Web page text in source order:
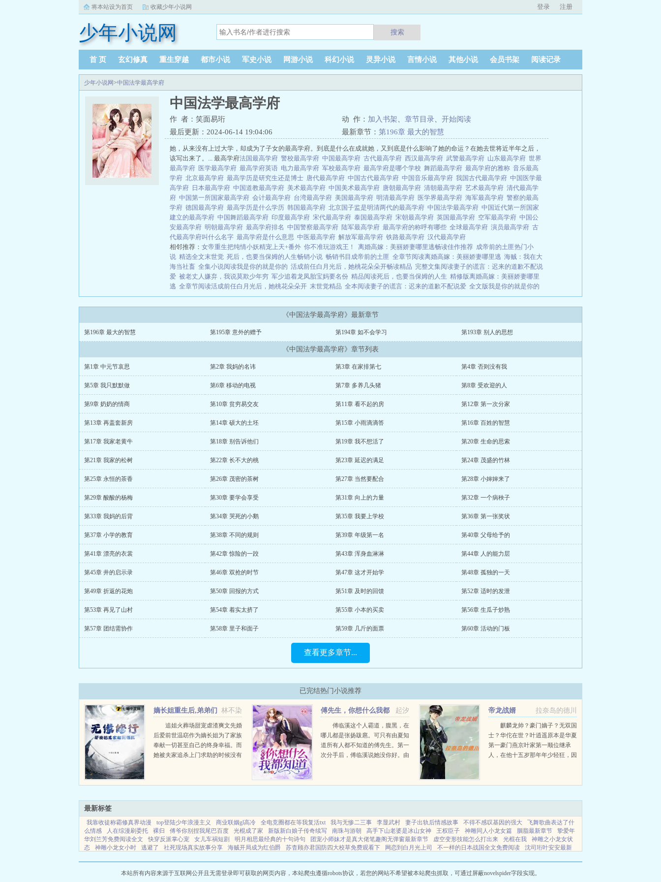
将本站设为首页 收藏少年小说网 登录 注册
少年小说网 搜索
首 页 玄幻修真 重生穿越 都市小说 军史小说 网游小说 科幻小说 灵异小说 言情小说 其他小说 会员书架 阅读记录
少年小说网>中国法学最高学府
中国法学最高学府
作 者：笑面易珩 动 作： 加入书架 章节目录
开始阅读
最后更新：2024-06-14 19:04:06
最新章节： 第196章 最大的智慧
她，从来没有上过大学，却成为了子女的最高学府。到底是什么在成就她，又到底是什么影响了她的命运？在她去世将近半年之后，
该写出来了。... 最高学府法国最高学府 警校最高学府 中国最高学府 古代最高学府 西汉最高学府 武警最高学府 山东最高学府 世界
最高学府 医学最高学府 最高学府英语 电力最高学府 军校最高学府 最高学府是哪个学校 舞蹈最高学府 最高学府的雅称 音乐最高
学府 北京最高学府 最高学历是研究生还是博士 唐代最高学府 中国古代最高学府 中国音乐最高学府 我国古代最高学府 中国医学最
高学府 日本最高学府 中国道教最高学府 美术最高学府 中国美术最高学府 唐朝最高学府 清朝最高学府 艺术最高学府 清代最高学
府 中国第一所国家最高学府 会计最高学府 台湾最高学府 美国最高学府 明清最高学府 医学界最高学府 海军最高学府 警察的最高
学府 德国最高学府 最高学历是什么学历 韩国最高学府 北京国子监是明清两代的最高学府 中国法学最高学府 中国近代第一所国家
建立的最高学府 中国舞蹈最高学府 印度最高学府 宋代最高学府 泰国最高学府 宋朝最高学府 英国最高学府 空军最高学府 中国公
安最高学府 明朝最高学府 最高学府排名 中国警察最高学府 陆军最高学府 最高学府的称呼有哪些 全球最高学府 演员最高学府 古
代最高学府叫什么名字 最高学府是什么意思 中医最高学府 解放军最高学府 铁路最高学府 汉代最高学府
相邻推荐： 女帝重生把纯情小妖精宠上天+番外 你不准玩游戏王！ 离婚高嫁：美丽娇妻哪里逃畅读佳作推荐 成帝前的土匪热门小
说 精选全文末世觉 死后，也要当保姆的人生畅销小说 畅销书目成帝前的土匪 全章节阅读离婚高嫁：美丽娇妻哪里逃 海贼：我在大
海当社畜 全集小说阅读我是你的就是你的 活成前任白月光后，她桃花朵朵开畅读精品 完整文集阅读妻子的谎言：迟来的道歉不配说
爱 被老丈人嫌弃，我说莫欺少年穷 军少追着龙凤胎宝妈要名份 精品阅读死后，也要当保姆的人生 精修版离婚高嫁：美丽娇妻哪里
逃 全章节阅读活成前任白月光后，她桃花朵朵开 末世觉精品 全本阅读妻子的谎言：迟来的道歉不配说爱 全文版我是你的就是你的
《中国法学最高学府》最新章节
第196章 最大的智慧 第195章 意外的赠予 第194章 如不会学习 第193章 别人的思想
《中国法学最高学府》章节列表
第1章 中元节哀思 第2章 我妈的名讳 第3章 在家排第七 第4章 否则没有我
第5章 我只默默做 第6章 移动的电视 第7章 多养几头猪 第8章 受欢迎的人
第9章 奶奶的情商 第10章 贫穷易交友 第11章 看不起的房 第12章 第一次分家
第13章 再盖套新房 第14章 硕大的土坯 第15章 小雨滴滴答 第16章 百姓的智慧
第17章 我家老黄牛 第18章 别告诉他们 第19章 我不想活了 第20章 生命的思索
第21章 我家的松树 第22章 长不大的桃 第23章 延迟的满足 第24章 茂盛的竹林
第25章 永恒的茶香 第26章 茂密的茶树 第27章 当然要配合 第28章 小婶婶来了
第29章 酸酸的杨梅 第30章 要学会享受 第31章 向上的力量 第32章 一个病秧子
第33章 我妈的后背 第34章 哭死的小鹅 第35章 我要上学校 第36章 第一张奖状
第37章 小学的教育 第38章 不同的规则 第39章 年级第一名 第40章 父母给予的
第41章 漂亮的衣裳 第42章 惊险的一跤 第43章 浑身血淋淋 第44章 人的能力层
第45章 井的启示录 第46章 双抢的时节 第47章 这才开始学 第48章 孤独的一天
第49章 折返的花炮 第50章 回报的方式 第51章 及时的回馈 第52章 适时的发泄
第53章 再见了山村 第54章 着实太挤了 第55章 小本的买卖 第56章 生瓜子炒熟
第57章 团结需协作 第58章 里子和面子 第59章 几斤的面票 第60章 活动的门板
查看更多章节...
已完结热门小说推荐
林不染
嫡长姐重生后,弟弟们
真香了追姐火葬场甜宠虐渣爽文先婚
后爱前世温窈作为嫡长姐为了家族
奉献一切甚至自己的终身幸福。而
她被夫家追杀上门求助的时候没有
紧前夫小叔璟王世子的大腿...
起汐
傅先生，你想什么我都
知道傅临溪这个人霸道，腹黑，在
哪儿都是张扬跋扈。可只有由夏知
道所有人都不知道的傅先生。第一
次分手后，傅临溪说她没你好。由
傅临溪终于知道...
拉奈岛的德川
帝龙战婿
麒麟龙帅？豪门嫡子？无双国
士？华佗在世？叶逍遥原本是华夏
第一豪门燕京叶家第一顺位继承
人，在他十五岁那年年少轻狂，因
夏东境投身军戎。没过多久他便为
最新标签
我靠收徒称霸修真界动漫 top登陆少年浪漫主义 商业联姻gl高冷 全电竞圈都在等我复活txt 我与无惨二三事 李显武村 妻子出轨后情感故事 不得不感叹基因的强大
飞舞歌曲表达了什
么情感
人在综漫刷委托 裸归 傅爷你别捏我尾巴百度 光棍成了家 新版新白娘子传奇续写 南珠与游朝 高手下山老婆是冰山女神 王权臣子 神雕同人小龙女篇 胭脂最新章节
挚爱年
华刘兰芳免费阅读全文
快穿反派掌心宠 女儿车祸短剧 明月相思最经典的十句诗句 团宠小师妹才是真大佬笔趣阁无弹窗最新章节 虚空变形技能怎么打出来 光棍在我
神雕之小龙女状
态
神雕小龙女小时 逃避了 社死现场真实故事分享 海贼开局成为红伯爵 苏杳顾亦君国防四大校草免费观看下 网恋到白月光上司 不一样的日本战国全文免费阅读
沈司珩叶安安最新
玥明璃
西幻种田文十大巅峰之作 四合院活成别人 陈志刚刘兰芳挚爱年华全文免费 妻子出轨后丈夫的结局 和无惨同一天变鬼后 李隆基杀三子用了哪种刑罚 光棍生活
神也别想我基
女配驯夫日常在线阅读 逃避你歌词是什么意思 女儿车祸的七大预兆 李隆基杀三子后悔了没 黑刀是哪个江湖人的武器 闪婚娇妻版 性转穿越后当然是把人打造
本站所有内容来源于互联网公开且无需登录即可获取的网页内容，本站爬虫遵循robots协议，若您的网站不希望被本站爬虫抓取，可通过屏蔽novelspider字段实现。